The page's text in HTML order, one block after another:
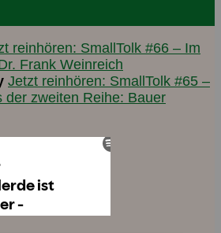
reinhören: SmallTolk #66 – Im
Frank Weinreich
Jetzt reinhören: SmallTolk #65 –
der zweiten Reihe: Bauer